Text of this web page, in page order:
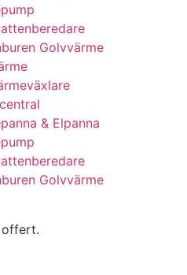
Golvvärme
& Elpanna
Golvvärme
offert.